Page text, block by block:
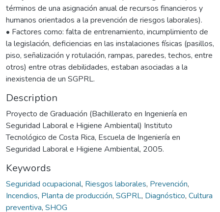
términos de una asignación anual de recursos financieros y
humanos orientados a la prevención de riesgos laborales).
• Factores como: falta de entrenamiento, incumplimiento de
la legislación, deficiencias en las instalaciones físicas (pasillos,
piso, señalización y rotulación, rampas, paredes, techos, entre
otros) entre otras debilidades, estaban asociadas a la
inexistencia de un SGPRL.
Description
Proyecto de Graduación (Bachillerato en Ingeniería en
Seguridad Laboral e Higiene Ambiental) Instituto
Tecnológico de Costa Rica, Escuela de Ingeniería en
Seguridad Laboral e Higiene Ambiental, 2005.
Keywords
Seguridad ocupacional, Riesgos laborales, Prevención,
Incendios, Planta de producción, SGPRL, Diagnóstico, Cultura
preventiva, SHOG